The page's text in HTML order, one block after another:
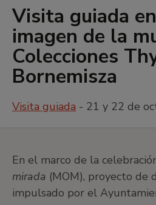
de
navegación
Visita guiada
imagen de la
Colecciones
Bornemisza
Visita guiada - 21 y 22 de
En el marco de la
mirada (MOM), proyecto de
impulsado por el